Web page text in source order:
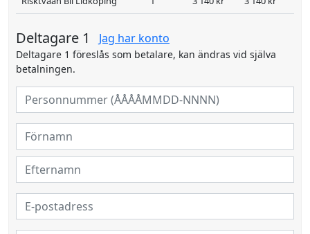
Deltagare 1 Jag har konto
Deltagare 1 föreslås som betalare, kan ändras vid själva
betalningen.